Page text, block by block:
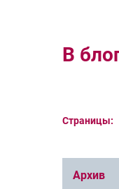
В
Страницы:
Архив